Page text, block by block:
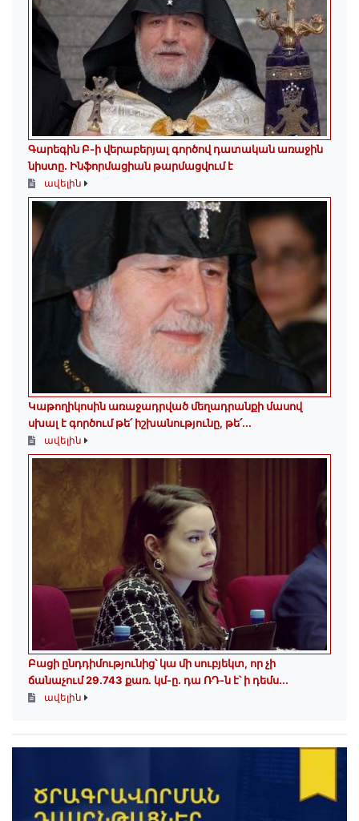
Գարեգին Բ-ի վերաբերյալ գործով դատական առաջին
նիստը․ Ինֆորմացիան թարմացվում է
ավելին
Կաթողիկոսին առաջադրված մեղադրանքի մասով
սխալ է գործում թե՛ իշխանությունը, թե՛...
ավելին
Բացի ընդդիմությունից՝ կա մի սուբյեկտ, որ չի
ճանաչում 29.743 քառ. կմ-ը. դա ՌԴ-ն է՝ ի դեմս...
ավելին